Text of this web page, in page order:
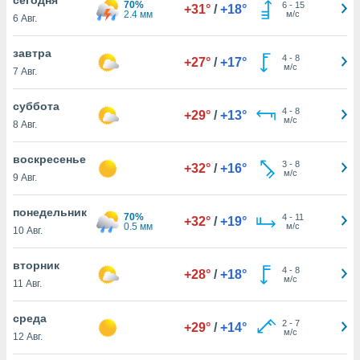
действия
на веб-
основе.
нашей
cookie
в
ВЫ
6 Авг.
70%
2.4 мм
+31° / +18° 6- 15
м/с
завтра
7 Авг.
+27° / +17° 4- 8
м/с
суббота
8 Авг.
+29° / +13° 4- 8
м/с
воскресенье
9 Авг.
+32° / +16° 3- 8
м/с
понедельник
10 Авг.
70%
0.5 мм
+32° / +19° 4- 11
м/с
вторник
11 Авг.
+28° / +18° 4- 8
м/с
среда
12 Авг.
+29° / +14° 2- 7
м/с